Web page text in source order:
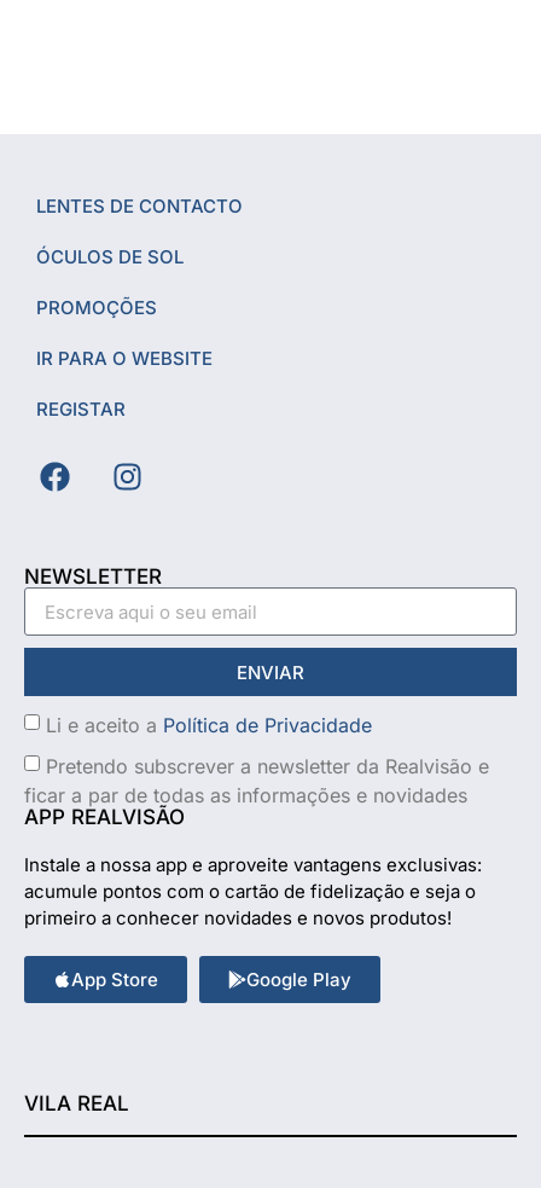
LENTES DE CONTACTO
ÓCULOS DE SOL
PROMOÇÕES
IR PARA O WEBSITE
REGISTAR
NEWSLETTER
Li e aceito a Política de Privacidade
Pretendo subscrever a newsletter da Realvisão e
ficar a par de todas as informações e novidades
ENVIAR
APP REALVISÃO
Instale a nossa app e aproveite vantagens exclusivas:
acumule pontos com o cartão de fidelização e seja o
primeiro a conhecer novidades e novos produtos!
App Store Google Play
VILA REAL